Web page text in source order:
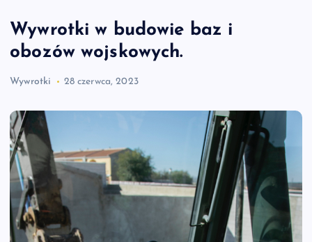
Wywrotki w budowie baz i
obozów wojskowych.
Wywrotki 28 czerwca, 2023